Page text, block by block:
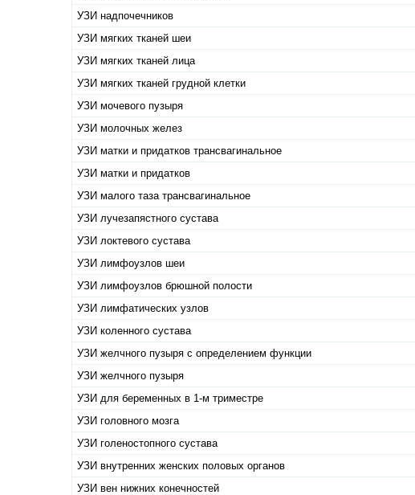
УЗИ надпочечников
УЗИ мягких тканей шеи
УЗИ мягких тканей лица
УЗИ мягких тканей грудной клетки
УЗИ мочевого пузыря
УЗИ молочных желез
УЗИ матки и придатков трансвагинальное
УЗИ матки и придатков
УЗИ малого таза трансвагинальное
УЗИ лучезапястного сустава
УЗИ локтевого сустава
УЗИ лимфоузлов шеи
УЗИ лимфоузлов брюшной полости
УЗИ лимфатических узлов
УЗИ коленного сустава
УЗИ желчного пузыря с определением функции
УЗИ желчного пузыря
УЗИ для беременных в 1-м триместре
УЗИ головного мозга
УЗИ голеностопного сустава
УЗИ внутренних женских половых органов
УЗИ вен нижних конечностей